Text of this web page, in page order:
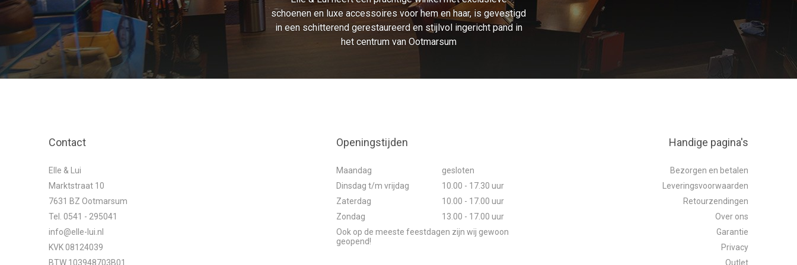
schoenen en luxe accessoires voor hem en haar, is gevestigd
in een schitterend gerestaureerd en stijlvol ingericht pand in
het centrum van Ootmarsum
Contact
Elle & Lui
Marktstraat 10
7631 BZ Ootmarsum
Tel. 0541 - 295041
info@elle-lui.nl
KVK 08124039
BTW 103948703B01
Openingstijden
Maandag
gesloten
Dinsdag t/m vrijdag
10.00 - 17.30 uur
Zaterdag
10.00 - 17.00 uur
Zondag
13.00 - 17.00 uur
Ook op de meeste feestdagen zijn wij gewoon
geopend!
Handige pagina's
Bezorgen en betalen
Leveringsvoorwaarden
Retourzendingen
Over ons
Garantie
Privacy
Outlet